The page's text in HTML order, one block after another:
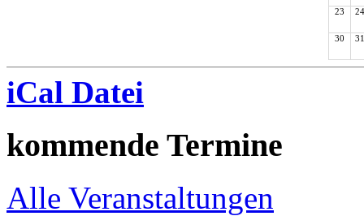
23 24
30 31
iCal Datei
kommende Termine
Alle Veranstaltungen